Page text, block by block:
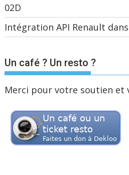
02D
Intégration API Renault
Un café ? Un resto ?
Merci pour votre soutien et